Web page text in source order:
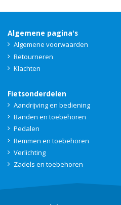
Algemene pagina's
Algemene voorwaarden
Retourneren
Klachten
Fietsonderdelen
Aandrijving en bediening
Banden en toebehoren
Pedalen
Remmen en toebehoren
Verlichting
Zadels en toebehoren